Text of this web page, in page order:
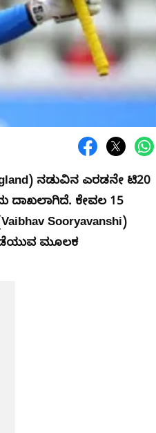
ನಡುವಿನ ಎರಡನೇ ಟಿ20
ದಾಖಲಾಗಿದೆ. ಕೇವಲ 15
Sooryavanshi)
ಮೂಲಕ